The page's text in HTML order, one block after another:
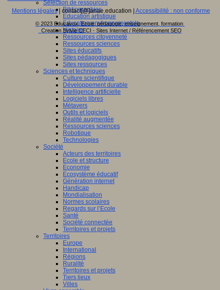
Sélection de ressources
Bibliographies
Education artistique
Education environnementale
Histoire
Ressources citoyenneté
Ressources sciences
Sites éducatifs
Sites pédagogiques
Sites ressources
Sciences et techniques
Culture scientifique
Développement durable
Intelligence artificielle
Logiciels libres
Métavers
Outils et logiciels
Réalité augmentée
Ressources sciences
Robotique
Technologies
Société
Acteurs des territoires
Ecole et structure
Economie
Ecosystème éducatif
Génération internet
Handicap
Mondialisation
Normes scolaires
Regards sur l’Ecole
Santé
Société connectée
Territoires et projets
Territoires
Europe
International
Régions
Ruralité
Territoires et projets
Tiers lieux
Villes
Mentions légales| contact[@]anae.education | Accessibilité : non conforme
© 2023 Educavox, Ecole, pédagogie, enseignement, formation
Creation Sylvie CECI - Sites Internet / Référencement SEO